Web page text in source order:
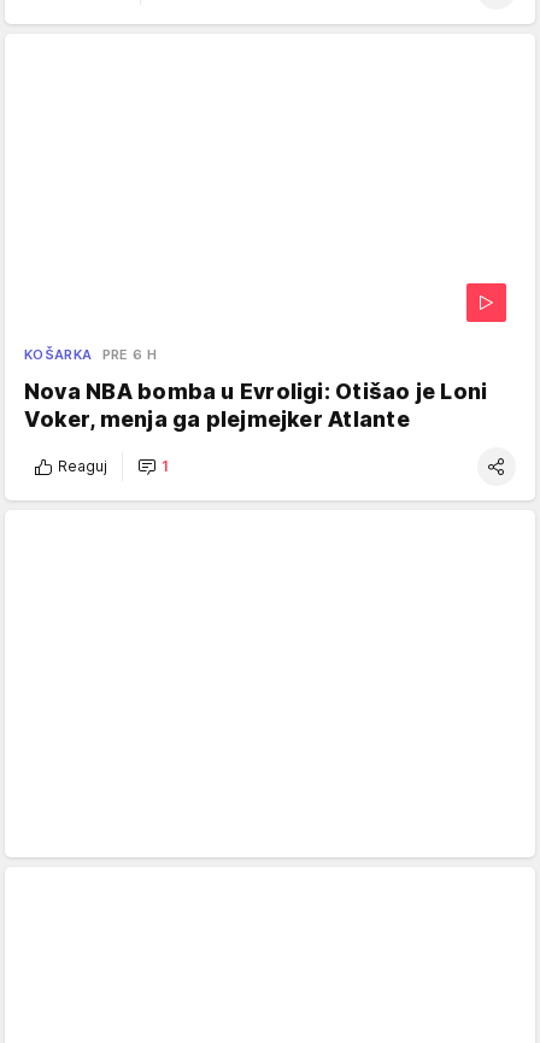
KOŠARKA PRE 6 H
Nova NBA bomba u Evroligi: Otišao je Loni
Voker, menja ga plejmejker Atlante
Reaguj 1